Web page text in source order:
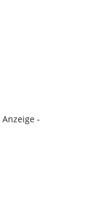
Anzeige -